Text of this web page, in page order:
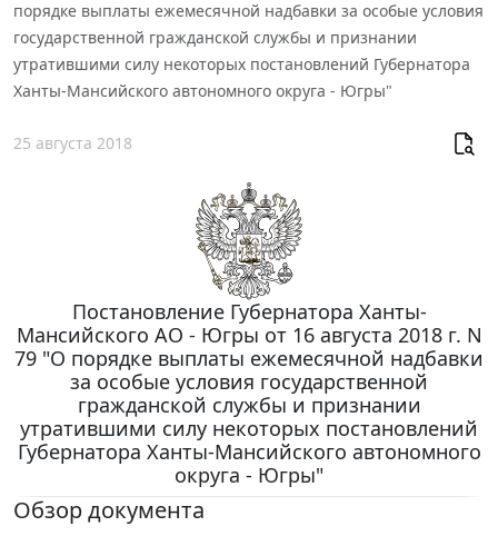
порядке выплаты ежемесячной надбавки за особые условия
государственной гражданской службы и признании
утратившими силу некоторых постановлений Губернатора
Ханты-Мансийского автономного округа - Югры"
25 августа 2018
Постановление Губернатора Ханты-
Мансийского АО - Югры от 16 августа 2018 г. N
79 "О порядке выплаты ежемесячной надбавки
за особые условия государственной
гражданской службы и признании
утратившими силу некоторых постановлений
Губернатора Ханты-Мансийского автономного
округа - Югры"
Обзор документа